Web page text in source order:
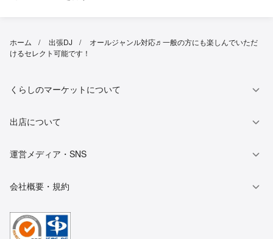
ホーム 出張DJ
オールジャンル対応♬一般の方にも楽しんでいただ
けるセレクト可能です！
くらしのマーケットについて
出店について
運営メディア・SNS
会社概要・規約